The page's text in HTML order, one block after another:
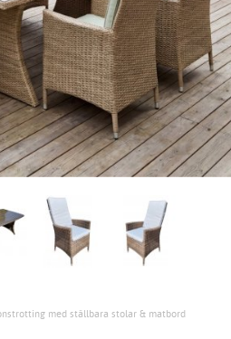
med ställbara stolar & matbord